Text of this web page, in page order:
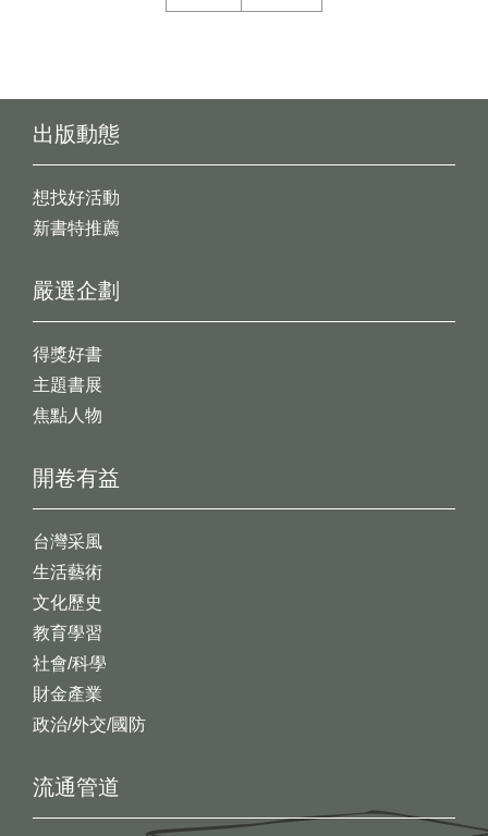
出版動態
想找好活動
新書特推薦
開卷有益
台灣采風
生活藝術
文化歷史
教育學習
社會/科學
財金產業
政治/外交/國防
嚴選企劃
得獎好書
主題書展
焦點人物
流通管道